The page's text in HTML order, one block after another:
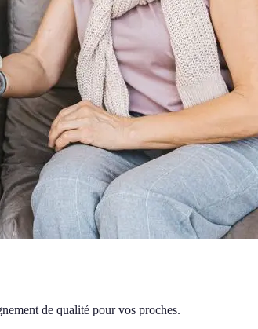
de qualité pour vos proches.